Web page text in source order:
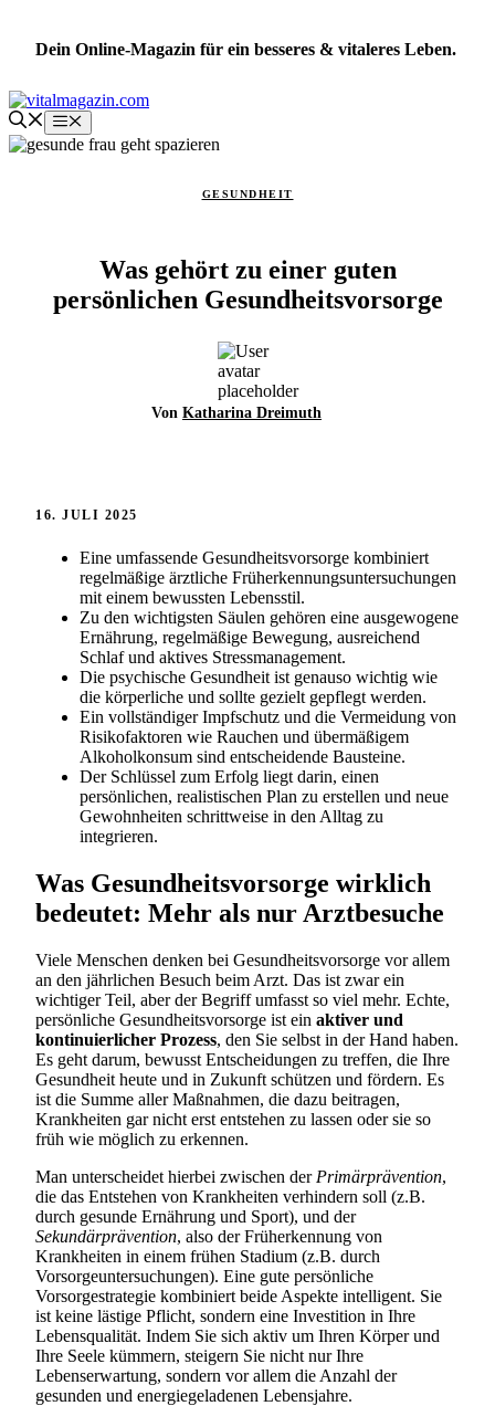
springen
Dein Online-Magazin für ein besseres & vitaleres Leben.
Menü
GESUNDHEIT
Was gehört zu einer guten
persönlichen Gesundheitsvorsorge
Von Katharina Dreimuth
16. JULI 2025
Eine umfassende Gesundheitsvorsorge kombiniert
regelmäßige ärztliche Früherkennungsuntersuchungen
mit einem bewussten Lebensstil.
Zu den wichtigsten Säulen gehören eine ausgewogene
Ernährung, regelmäßige Bewegung, ausreichend
Schlaf und aktives Stressmanagement.
Die psychische Gesundheit ist genauso wichtig wie
die körperliche und sollte gezielt gepflegt werden.
Ein vollständiger Impfschutz und die Vermeidung von
Risikofaktoren wie Rauchen und übermäßigem
Alkoholkonsum sind entscheidende Bausteine.
Der Schlüssel zum Erfolg liegt darin, einen
persönlichen, realistischen Plan zu erstellen und neue
Gewohnheiten schrittweise in den Alltag zu
integrieren.
Was Gesundheitsvorsorge wirklich
bedeutet: Mehr als nur Arztbesuche
Viele Menschen denken bei Gesundheitsvorsorge vor allem
an den jährlichen Besuch beim Arzt. Das ist zwar ein
wichtiger Teil, aber der Begriff umfasst so viel mehr. Echte,
persönliche Gesundheitsvorsorge ist ein aktiver und
kontinuierlicher Prozess, den Sie selbst in der Hand haben.
Es geht darum, bewusst Entscheidungen zu treffen, die Ihre
Gesundheit heute und in Zukunft schützen und fördern. Es
ist die Summe aller Maßnahmen, die dazu beitragen,
Krankheiten gar nicht erst entstehen zu lassen oder sie so
früh wie möglich zu erkennen.
Man unterscheidet hierbei zwischen der Primärprävention,
die das Entstehen von Krankheiten verhindern soll (z.B.
durch gesunde Ernährung und Sport), und der
Sekundärprävention, also der Früherkennung von
Krankheiten in einem frühen Stadium (z.B. durch
Vorsorgeuntersuchungen). Eine gute persönliche
Vorsorgestrategie kombiniert beide Aspekte intelligent. Sie
ist keine lästige Pflicht, sondern eine Investition in Ihre
Lebensqualität. Indem Sie sich aktiv um Ihren Körper und
Ihre Seele kümmern, steigern Sie nicht nur Ihre
Lebenserwartung, sondern vor allem die Anzahl der
gesunden und energiegeladenen Lebensjahre.